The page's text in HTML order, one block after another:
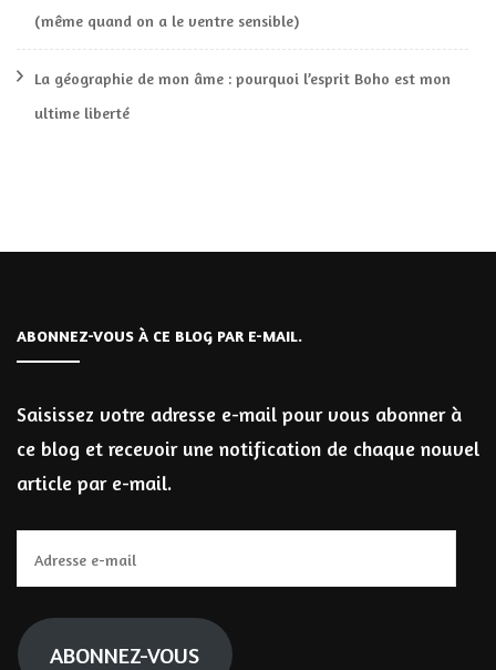
(même quand on a le ventre sensible)
La géographie de mon âme : pourquoi l’esprit Boho est mon
ultime liberté
ABONNEZ-VOUS À CE BLOG PAR E-MAIL.
Saisissez votre adresse e-mail pour vous abonner à
ce blog et recevoir une notification de chaque nouvel
article par e-mail.
e-
mail
ABONNEZ-VOUS